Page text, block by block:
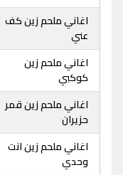
اغاني ملحم زين كف
عني
اغاني ملحم زين
كوكبي
اغاني ملحم زين قمر
حزيران
اغاني ملحم زين انت
وحدي